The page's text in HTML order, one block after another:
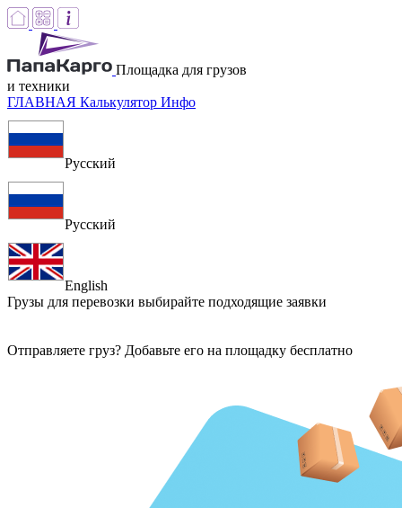
Площадка для грузов
и техники
ГЛАВНАЯ Калькулятор Инфо
Русский
Русский
English
Грузы для перевозки выбирайте подходящие заявки
Отправляете груз? Добавьте его на площадку бесплатно